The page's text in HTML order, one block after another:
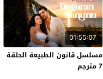
01:55:07
مسلسل قانون الطبيعة الحلقة
7 مترجم